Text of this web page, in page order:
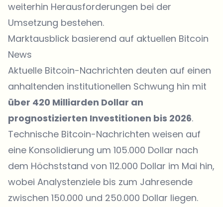
weiterhin Herausforderungen bei der
Umsetzung bestehen.
Marktausblick basierend auf aktuellen Bitcoin
News
Aktuelle Bitcoin-Nachrichten deuten auf einen
anhaltenden institutionellen Schwung hin mit
über 420 Milliarden Dollar an
prognostizierten Investitionen bis 2026.
Technische Bitcoin-Nachrichten weisen auf
eine Konsolidierung um 105.000 Dollar nach
dem Höchststand von 112.000 Dollar im Mai hin,
wobei Analystenziele bis zum Jahresende
zwischen 150.000 und 250.000 Dollar liegen.